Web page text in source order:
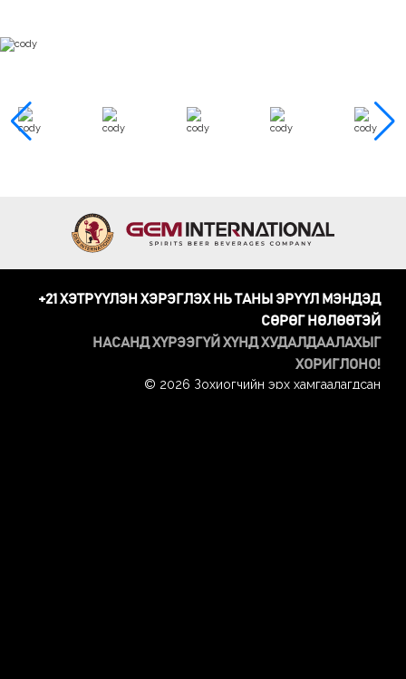
© 2026 Зохиогчийн эрх хамгаалагдсан
НАСАНД ХҮРЭЭГҮЙ ХҮНД ХУДАЛДААЛАХЫГ
ХОРИГЛОНО!
+21 ХЭТРҮҮЛЭН ХЭРЭГЛЭХ НЬ ТАНЫ ЭРҮҮЛ МЭНДЭД
СӨРӨГ НӨЛӨӨТЭЙ